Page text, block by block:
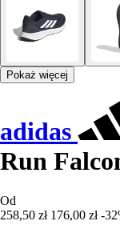
Pokaż więcej
adidas
Run
Od
258,50 zł 176,00 zł -